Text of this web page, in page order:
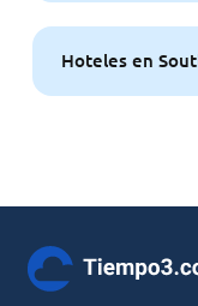
Hoteles en